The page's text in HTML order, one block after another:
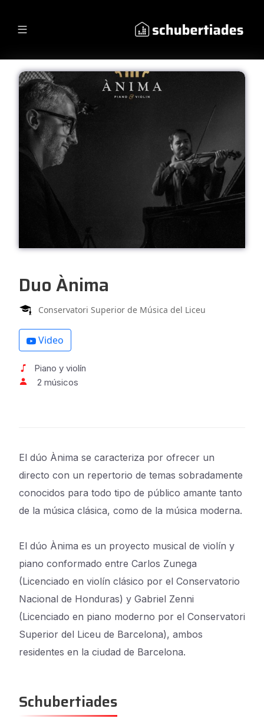
Duo Ànima
Conservatori Superior de Música del Liceu
Video
Piano y violín
2 músicos
El dúo Ànima se caracteriza por ofrecer un
directo con un repertorio de temas sobradamente
conocidos para todo tipo de público amante tanto
de la música clásica, como de la música moderna.
El dúo Ànima es un proyecto musical de violín y
piano conformado entre Carlos Zunega
(Licenciado en violín clásico por el Conservatorio
Nacional de Honduras) y Gabriel Zenni
(Licenciado en piano moderno por el Conservatori
Superior del Liceu de Barcelona), ambos
residentes en la ciudad de Barcelona.
Schubertiades